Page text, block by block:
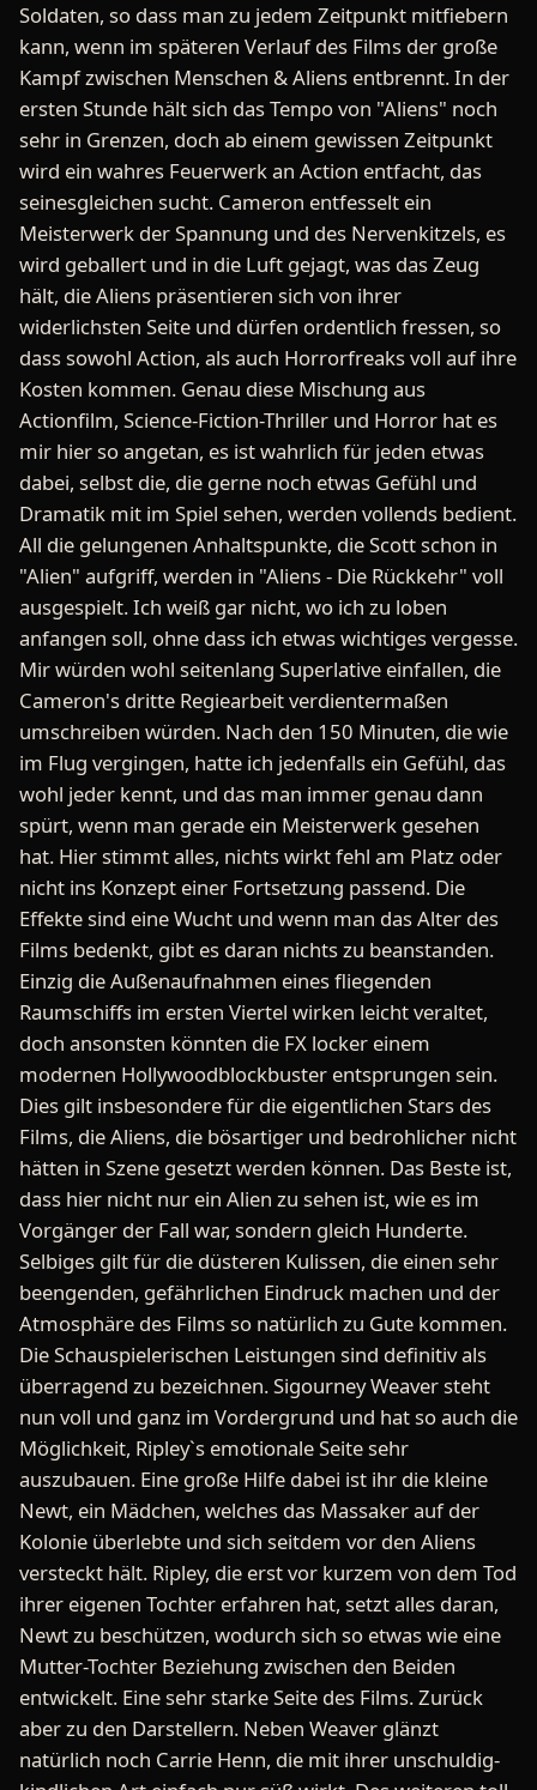
Soldaten, so dass man zu jedem Zeitpunkt mitfiebern
kann, wenn im späteren Verlauf des Films der große
Kampf zwischen Menschen & Aliens entbrennt. In der
ersten Stunde hält sich das Tempo von "Aliens" noch
sehr in Grenzen, doch ab einem gewissen Zeitpunkt
wird ein wahres Feuerwerk an Action entfacht, das
seinesgleichen sucht. Cameron entfesselt ein
Meisterwerk der Spannung und des Nervenkitzels, es
wird geballert und in die Luft gejagt, was das Zeug
hält, die Aliens präsentieren sich von ihrer
widerlichsten Seite und dürfen ordentlich fressen, so
dass sowohl Action, als auch Horrorfreaks voll auf ihre
Kosten kommen. Genau diese Mischung aus
Actionfilm, Science-Fiction-Thriller und Horror hat es
mir hier so angetan, es ist wahrlich für jeden etwas
dabei, selbst die, die gerne noch etwas Gefühl und
Dramatik mit im Spiel sehen, werden vollends bedient.
All die gelungenen Anhaltspunkte, die Scott schon in
"Alien" aufgriff, werden in "Aliens - Die Rückkehr" voll
ausgespielt. Ich weiß gar nicht, wo ich zu loben
anfangen soll, ohne dass ich etwas wichtiges vergesse.
Mir würden wohl seitenlang Superlative einfallen, die
Cameron's dritte Regiearbeit verdientermaßen
umschreiben würden. Nach den 150 Minuten, die wie
im Flug vergingen, hatte ich jedenfalls ein Gefühl, das
wohl jeder kennt, und das man immer genau dann
spürt, wenn man gerade ein Meisterwerk gesehen
hat. Hier stimmt alles, nichts wirkt fehl am Platz oder
nicht ins Konzept einer Fortsetzung passend. Die
Effekte sind eine Wucht und wenn man das Alter des
Films bedenkt, gibt es daran nichts zu beanstanden.
Einzig die Außenaufnahmen eines fliegenden
Raumschiffs im ersten Viertel wirken leicht veraltet,
doch ansonsten könnten die FX locker einem
modernen Hollywoodblockbuster entsprungen sein.
Dies gilt insbesondere für die eigentlichen Stars des
Films, die Aliens, die bösartiger und bedrohlicher nicht
hätten in Szene gesetzt werden können. Das Beste ist,
dass hier nicht nur ein Alien zu sehen ist, wie es im
Vorgänger der Fall war, sondern gleich Hunderte.
Selbiges gilt für die düsteren Kulissen, die einen sehr
beengenden, gefährlichen Eindruck machen und der
Atmosphäre des Films so natürlich zu Gute kommen.
Die Schauspielerischen Leistungen sind definitiv als
überragend zu bezeichnen. Sigourney Weaver steht
nun voll und ganz im Vordergrund und hat so auch die
Möglichkeit, Ripley`s emotionale Seite sehr
auszubauen. Eine große Hilfe dabei ist ihr die kleine
Newt, ein Mädchen, welches das Massaker auf der
Kolonie überlebte und sich seitdem vor den Aliens
versteckt hält. Ripley, die erst vor kurzem von dem Tod
ihrer eigenen Tochter erfahren hat, setzt alles daran,
Newt zu beschützen, wodurch sich so etwas wie eine
Mutter-Tochter Beziehung zwischen den Beiden
entwickelt. Eine sehr starke Seite des Films. Zurück
aber zu den Darstellern. Neben Weaver glänzt
natürlich noch Carrie Henn, die mit ihrer unschuldig-